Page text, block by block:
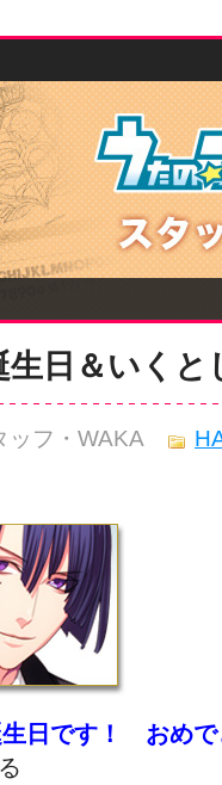
生日＆いくと
ッフ・WAKA
日です！ おめで